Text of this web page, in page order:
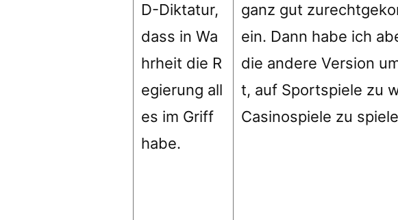
D-Diktatur,
dass in Wa
hrheit die R
egierung all
es im Griff
habe.
ganz gut
ein. Dann habe ich
die andere Version
t, auf Sportspiele zu
Casinospiele zu